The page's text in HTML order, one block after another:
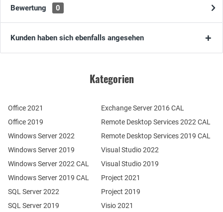
Bewertung 0
Kunden haben sich ebenfalls angesehen
Kategorien
Office 2021
Office 2019
Windows Server 2022
Windows Server 2019
SQL Server 2022
SQL Server 2019
Windows Server 2022 CAL
Windows Server 2019 CAL
Remote Desktop Services 2022 CAL
Remote Desktop Services 2019 CAL
Exchange Server 2016 CAL
Visual Studio 2022
Visual Studio 2019
Project 2021
Project 2019
Visio 2021